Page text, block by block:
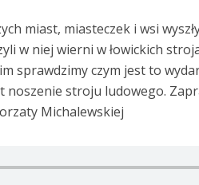
miast, miasteczek i wsi
w niej wierni w łowickich
sprawdzimy czym jest to
noszenie stroju ludowego.
Michalewskiej